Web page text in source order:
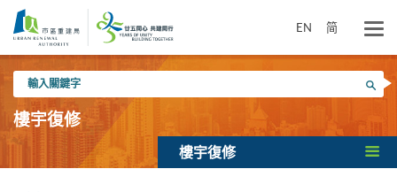
內
EN 简
入
關
鍵
搜尋
樓宇復修
樓宇復修